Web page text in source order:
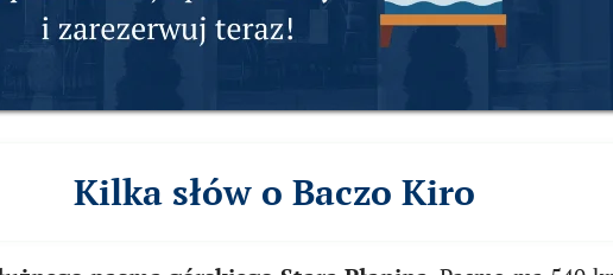
Kilka słów o Baczo Kiro